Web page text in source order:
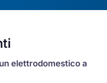
elettrodomestico a